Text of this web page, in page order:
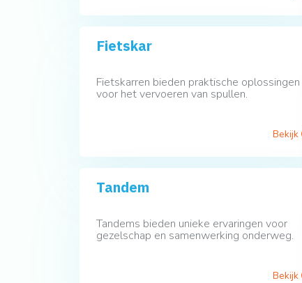
Fietskar
Fietskarren bieden praktische oplossingen
voor het vervoeren van spullen.
Bekijk
Tandem
Tandems bieden unieke ervaringen voor
gezelschap en samenwerking onderweg.
Bekijk